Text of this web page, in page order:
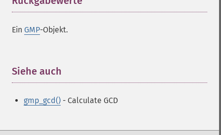
Ein GMP-Objekt.
Siehe auch
gmp_gcd() - Calculate GCD